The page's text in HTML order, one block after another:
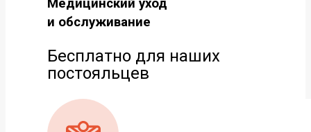
Медицинский уход
и обслуживание
Бесплатно для наших
постояльцев